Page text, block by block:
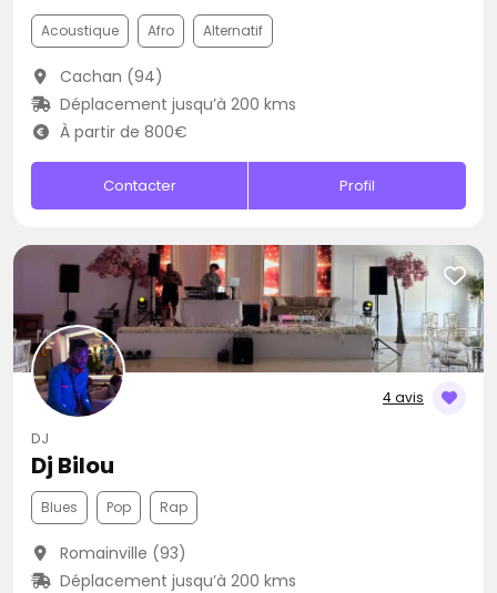
Acoustique Afro Alternatif
Cachan (94)
Déplacement jusqu’à 200 kms
À partir de 800€
Contacter Profil
4 avis
DJ
Dj Bilou
Blues Pop Rap
Romainville (93)
Déplacement jusqu’à 200 kms